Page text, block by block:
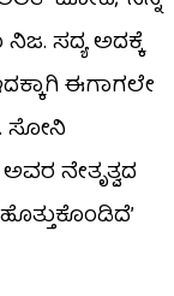
ಸದ್ಯ ಅದಕ್ಕೆ
ಈಗಾಗಲೇ
ಸೋನಿ
ನೇತೃತ್ವದ